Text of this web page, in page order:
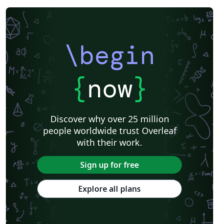
\begin
{now}
Discover why over 25 million
people worldwide trust Overleaf
with their work.
Sign up for free
Explore all plans